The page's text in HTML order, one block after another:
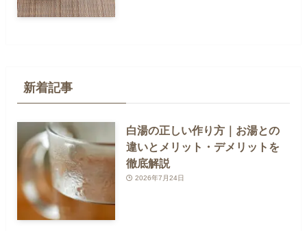
新着記事
白湯の正しい作り方｜お湯との
違いとメリット・デメリットを
徹底解説
2026年7月24日